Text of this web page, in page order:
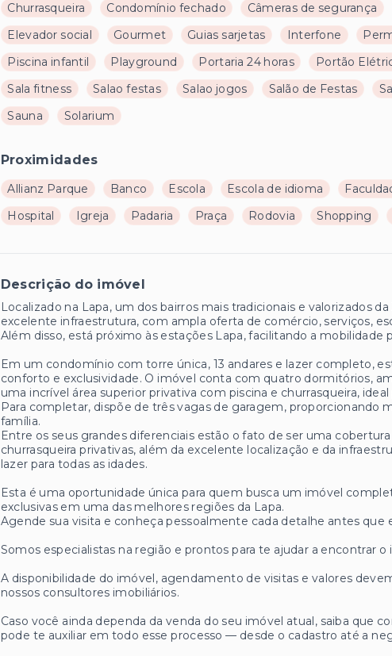
Churrasqueira
Condomínio fechado Câmeras de segurança
Elevador social
Gourmet Guias sarjetas Interfone
Piscina infantil
Playground Portaria 24 horas Portão
Sala fitness
Salao festas Salao jogos Salão de Festas
Sauna
Solarium
Proximidades
Allianz Parque Banco Escola Escola de idioma
Hospital
Igreja Padaria Praça Rodovia Shopping
Descrição do imóvel
Localizado na Lapa, um dos bairros mais tradicionais e valorizados
excelente infraestrutura, com ampla oferta de comércio, serviços,
Além disso, está próximo às estações Lapa, facilitando a mobilidade
Em um condomínio com torre única, 13 andares e lazer completo,
conforto e exclusividade. O imóvel conta com quatro dormitórios,
uma incrível área superior privativa com piscina e churrasqueira,
Para completar, dispõe de três vagas de garagem, proporcionando
família.
Entre os seus grandes diferenciais estão o fato de ser uma
churrasqueira privativas, além da excelente localização e da
lazer para todas as idades.
Esta é uma oportunidade única para quem busca um imóvel
exclusivas em uma das melhores regiões da Lapa.
Agende sua visita e conheça pessoalmente cada detalhe antes que
Somos especialistas na região e prontos para te ajudar a encontrar o
A disponibilidade do imóvel, agendamento de visitas e valores
nossos consultores imobiliários.
Caso você ainda dependa da venda do seu imóvel atual, saiba que
pode te auxiliar em todo esse processo — desde o cadastro até a